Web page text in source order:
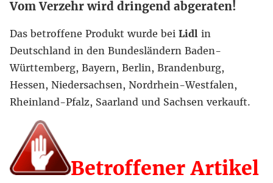
Vom Verzehr wird dringend abgeraten!
Das betroffene Produkt wurde bei Lidl in
Deutschland in den Bundesländern Baden-
Württemberg, Bayern, Berlin, Brandenburg,
Hessen, Niedersachsen, Nordrhein-Westfalen,
Rheinland-Pfalz, Saarland und Sachsen verkauft.
Betroffener Artikel